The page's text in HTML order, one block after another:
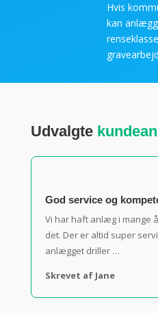
Hvis
kan
Udvalgte
God service og
Vi har haft anlæg i mange
det. Der er altid super
anlægget driller …
Skrevet af Jane